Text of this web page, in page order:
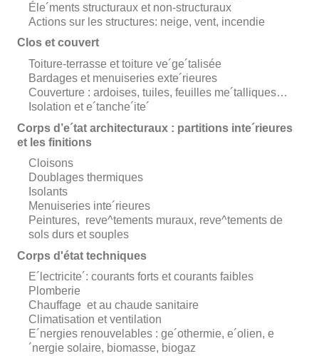
Éle´ments structuraux et non-structuraux
Actions sur les structures: neige, vent, incendie
Clos et couvert
Toiture-terrasse et toiture ve´ge´talisée
Bardages et menuiseries exte´rieures
Couverture : ardoises, tuiles, feuilles me´talliques…
Isolation et e´tanche´ite´
Corps d’e´tat architecturaux : partitions inte´rieures
et les finitions
Cloisons
Doublages thermiques
Isolants
Menuiseries inte´rieures
Peintures, reve^tements muraux, reve^tements de
sols durs et souples
Corps d'état techniques
E´lectricite´: courants forts et courants faibles
Plomberie
Chauffage et au chaude sanitaire
Climatisation et ventilation
E´nergies renouvelables : ge´othermie, e´olien, e
´nergie solaire, biomasse, biogaz